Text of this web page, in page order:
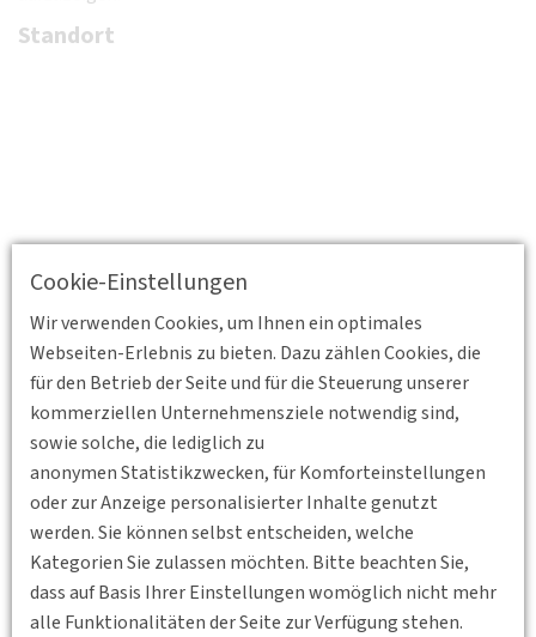
Cookie-Einstellungen
Wir verwenden Cookies, um Ihnen ein optimales
Webseiten-Erlebnis zu bieten. Dazu zählen Cookies, die
für den Betrieb der Seite und für die Steuerung unserer
kommerziellen Unternehmensziele notwendig sind,
sowie solche, die lediglich zu
anonymen Statistikzwecken, für Komforteinstellungen
oder zur Anzeige personalisierter Inhalte genutzt
werden. Sie können selbst entscheiden, welche
Kategorien Sie zulassen möchten. Bitte beachten Sie,
dass auf Basis Ihrer Einstellungen womöglich nicht mehr
alle Funktionalitäten der Seite zur Verfügung stehen.
Standort
Zurück